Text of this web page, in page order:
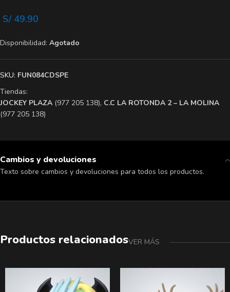
S/49.90
Disponibilidad: Agotado
SKU: FUN084CDSPE
Tiendas:
​JOCKEY PLAZA (977 205 138), ​C.C LA ROTONDA 2 – LA MOLINA
(977 205 138)
Cambios y devoluciones
Texto sobre cambios y devoluciones para todos los productos.
Productos relacionadosVER MÁS